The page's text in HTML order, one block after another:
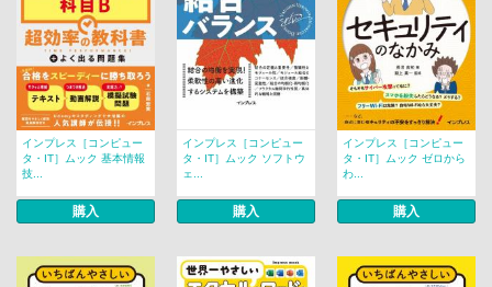
インプレス［コンピュー
タ・IT］ムック 基本情報
技...
購入
インプレス［コンピュー
タ・IT］ムック ソフトウ
ェ...
購入
インプレス［コンピュー
タ・IT］ムック ゼロから
わ...
購入